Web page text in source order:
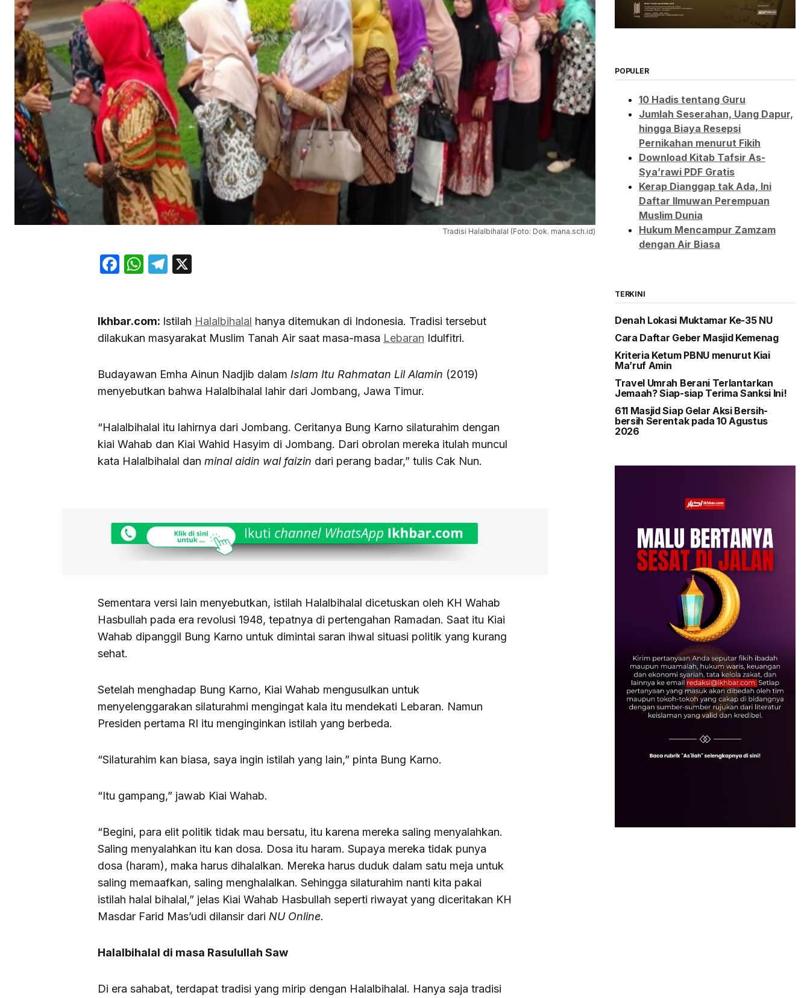
Tradisi Halalbihalal (Foto: Dok. mana.sch.id)
Facebook
WhatsApp
Telegram
Ikhbar.com: Istilah Halalbihalal hanya ditemukan di Indonesia. Tradisi tersebut
dilakukan masyarakat Muslim Tanah Air saat masa-masa Lebaran Idulfitri.
Budayawan Emha Ainun Nadjib dalam Islam Itu Rahmatan Lil Alamin (2019)
menyebutkan bahwa Halalbihalal lahir dari Jombang, Jawa Timur.
“Halalbihalal itu lahirnya dari Jombang. Ceritanya Bung Karno silaturahim dengan
kiai Wahab dan Kiai Wahid Hasyim di Jombang. Dari obrolan mereka itulah muncul
kata Halalbihalal dan minal aidin wal faizin dari perang badar,” tulis Cak Nun.
Sementara versi lain menyebutkan, istilah Halalbihalal dicetuskan oleh KH Wahab
Hasbullah pada era revolusi 1948, tepatnya di pertengahan Ramadan. Saat itu Kiai
Wahab dipanggil Bung Karno untuk dimintai saran ihwal situasi politik yang kurang
sehat.
Setelah menghadap Bung Karno, Kiai Wahab mengusulkan untuk
menyelenggarakan silaturahmi mengingat kala itu mendekati Lebaran. Namun
Presiden pertama RI itu menginginkan istilah yang berbeda.
“Silaturahim kan biasa, saya ingin istilah yang lain,” pinta Bung Karno.
“Itu gampang,” jawab Kiai Wahab.
“Begini, para elit politik tidak mau bersatu, itu karena mereka saling menyalahkan.
Saling menyalahkan itu kan dosa. Dosa itu haram. Supaya mereka tidak punya
dosa (haram), maka harus dihalalkan. Mereka harus duduk dalam satu meja untuk
saling memaafkan, saling menghalalkan. Sehingga silaturahim nanti kita pakai
istilah halal bihalal,” jelas Kiai Wahab Hasbullah seperti riwayat yang diceritakan KH
Masdar Farid Mas’udi dilansir dari NU Online.
Halalbihalal di masa Rasulullah Saw
Di era sahabat, terdapat tradisi yang mirip dengan Halalbihalal. Hanya saja tradisi
POPULER
10 Hadis tentang Guru
Jumlah Seserahan, Uang Dapur,
hingga Biaya Resepsi
Pernikahan menurut Fikih
Download Kitab Tafsir As-
Sya’rawi PDF Gratis
Kerap Dianggap tak Ada, Ini
Daftar Ilmuwan Perempuan
Muslim Dunia
Hukum Mencampur Zamzam
dengan Air Biasa
TERKINI
Denah Lokasi Muktamar Ke-35 NU
Cara Daftar Geber Masjid Kemenag
Kriteria Ketum PBNU menurut Kiai
Ma’ruf Amin
Travel Umrah Berani Terlantarkan
Jemaah? Siap-siap Terima Sanksi Ini!
611 Masjid Siap Gelar Aksi Bersih-
bersih Serentak pada 10 Agustus
2026